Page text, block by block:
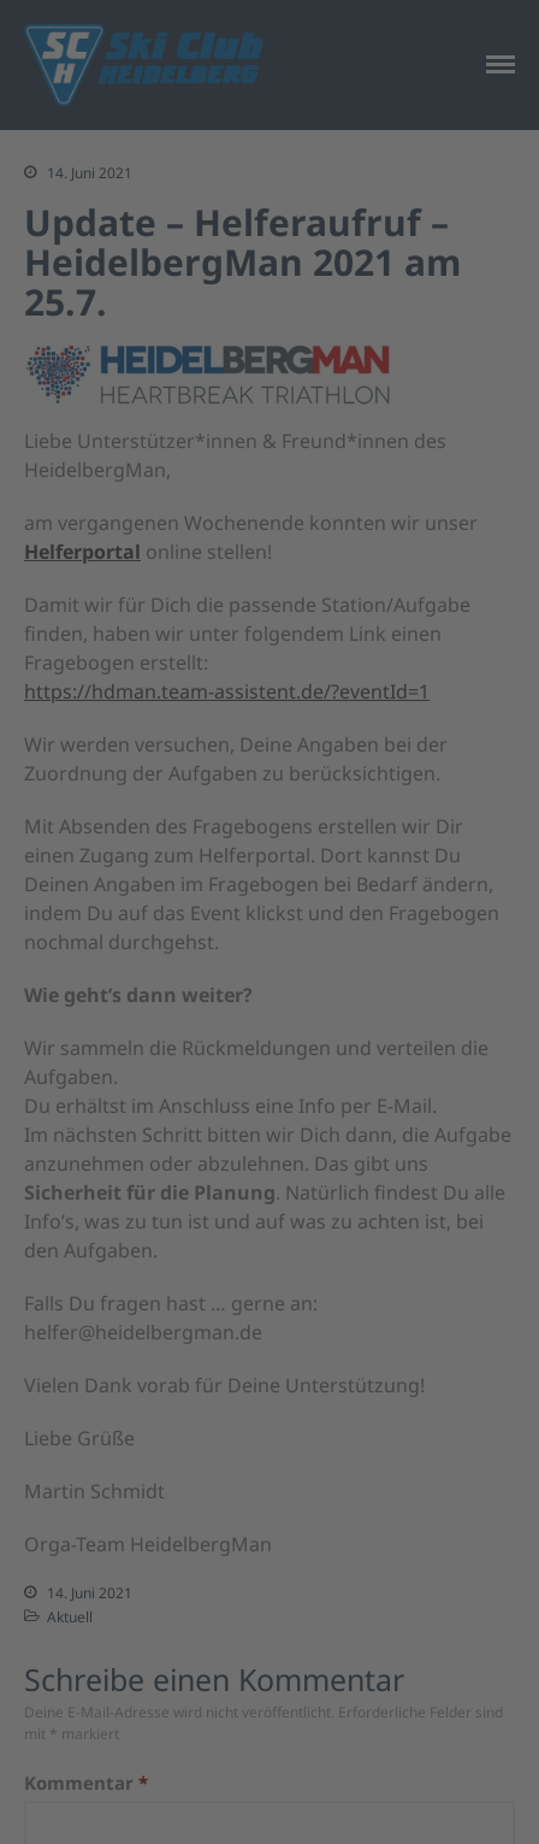
Start
Mitgliedschaft
Versicherung
Sport & Freizeit
Ski- und
Programm
Aktuelles
Kontakt
Start
Kontakt
14. Juni 2021
Update – Helferaufruf –
HeidelbergMan 2021 am
25.7.
Liebe Unterstützer*innen & Freund*innen des
HeidelbergMan,
am vergangenen Wochenende konnten wir unser
Helferportal online stellen!
Damit wir für Dich die passende Station/Aufgabe
finden, haben wir unter folgendem Link einen
Fragebogen erstellt:
https://hdman.team-assistent.de/?eventId=1
Wir werden versuchen, Deine Angaben bei der
Zuordnung der Aufgaben zu berücksichtigen.
Mit Absenden des Fragebogens erstellen wir Dir
einen Zugang zum Helferportal. Dort kannst Du
Deinen Angaben im Fragebogen bei Bedarf ändern,
indem Du auf das Event klickst und den Fragebogen
nochmal durchgehst.
Wie geht’s dann weiter?
Wir sammeln die Rückmeldungen und verteilen die
Aufgaben.
Du erhältst im Anschluss eine Info per E-Mail.
Im nächsten Schritt bitten wir Dich dann, die Aufgabe
anzunehmen oder abzulehnen. Das gibt uns
Sicherheit für die Planung. Natürlich findest Du alle
Info’s, was zu tun ist und auf was zu achten ist, bei
den Aufgaben.
Falls Du fragen hast … gerne an:
helfer@heidelbergman.de
Vielen Dank vorab für Deine Unterstützung!
Liebe Grüße
Martin Schmidt
Orga-Team HeidelbergMan
14. Juni 2021
Aktuell
Schreibe einen Kommentar
Deine E-Mail-Adresse wird nicht veröffentlicht. Erforderliche Felder sind
mit * markiert
Kommentar *